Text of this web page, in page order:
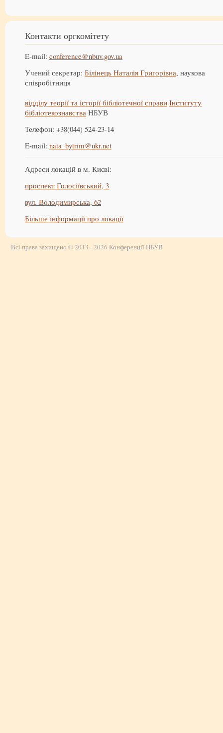
Контакти оргкомітету
E-mail: conference@nbuv.gov.ua
Учений секретар: Білінець Наталія Григорівна, наукова
співробітниця
відділу теорії та історії бібліотечної справи Інституту
бібліотекознавства НБУВ
Телефон: +38(044) 524-23-14
E-mail: nata_bytrim@ukr.net
Адреси локацій в м. Києві:
проспект Голосіївський, 3
вул. Володимирська, 62
Більше інформації про локації
Всі права захищено © 2013 - 2026 Конференції НБУВ